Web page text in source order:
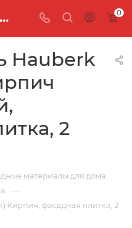
Технониколь Hauberk (Хауберк) Кирпич Бельгийский, фасадная плитка, 2 м2 0
Hauberk
2
материалы для дома
—
Кирпич, фасадная плитка, 2